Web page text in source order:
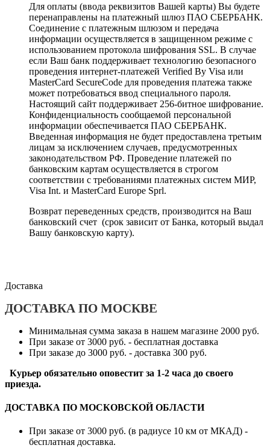
Для оплаты (ввода реквизитов Вашей карты) Вы будете
перенаправлены на платежный шлюз ПАО СБЕРБАНК.
Соединение с платежным шлюзом и передача
информации осуществляется в защищенном режиме с
использованием протокола шифрования SSL. В случае
если Ваш банк поддерживает технологию безопасного
проведения интернет-платежей Verified By Visa или
MasterCard SecureCode для проведения платежа также
может потребоваться ввод специального пароля.
Настоящий сайт поддерживает 256-битное шифрование.
Конфиденциальность сообщаемой персональной
информации обеспечивается ПАО СБЕРБАНК.
Введенная информация не будет предоставлена третьим
лицам за исключением случаев, предусмотренных
законодательством РФ. Проведение платежей по
банковским картам осуществляется в строгом
соответствии с требованиями платежных систем МИР,
Visa Int. и MasterCard Europe Sprl.
Возврат переведенных средств, производится на Ваш
банковский счет (срок зависит от Банка, который выдал
Вашу банковскую карту).
Доставка
ДОСТАВКА ПО МОСКВЕ
Минимальная сумма заказа в нашем магазине 2000 руб.
При заказе от 3000 руб. - бесплатная доставка
При заказе до 3000 руб. - доставка 300 руб.
Курьер обязательно оповестит за 1-2 часа до своего
приезда.
ДОСТАВКА ПО МОСКОВСКОЙ ОБЛАСТИ
При заказе от 3000 руб. (в радиусе 10 км от МКАД) -
бесплатная доставка.